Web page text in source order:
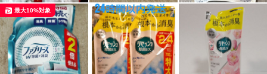
最大10%対象